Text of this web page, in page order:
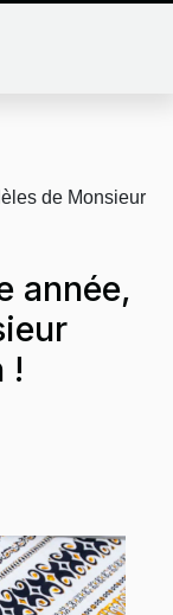
de Monsieur
année,
!